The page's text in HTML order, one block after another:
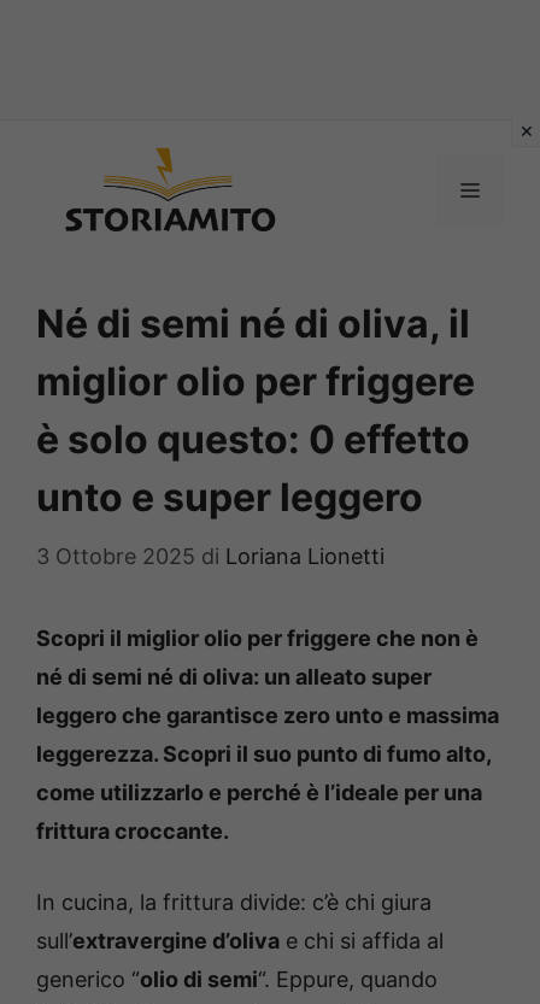
contenuto
MENU
Né di semi né di oliva, il
miglior olio per friggere
è solo questo: 0 effetto
unto e super leggero
3 Ottobre 2025 di Loriana Lionetti
Scopri il miglior olio per friggere che non è
né di semi né di oliva: un alleato super
leggero che garantisce zero unto e massima
leggerezza. Scopri il suo punto di fumo alto,
come utilizzarlo e perché è l’ideale per una
frittura croccante.
In cucina, la frittura divide: c’è chi giura
sull’extravergine d’oliva e chi si affida al
generico “olio di semi“. Eppure, quando